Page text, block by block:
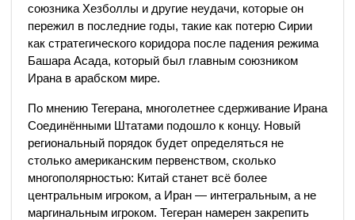
союзника Хезболлы и другие неудачи, которые он
пережил в последние годы, такие как потерю Сирии
как стратегического коридора после падения режима
Башара Асада, который был главным союзником
Ирана в арабском мире.
По мнению Тегерана, многолетнее сдерживание Ирана
Соединёнными Штатами подошло к концу. Новый
региональный порядок будет определяться не
столько американским первенством, сколько
многополярностью: Китай станет всё более
центральным игроком, а Иран — интегральным, а не
маргинальным игроком. Тегеран намерен закрепить